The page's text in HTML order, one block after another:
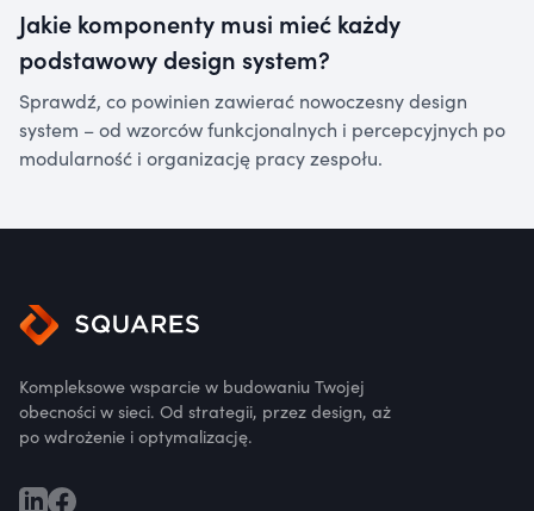
Jakie komponenty musi mieć każdy
podstawowy design system?
Sprawdź, co powinien zawierać nowoczesny design
system – od wzorców funkcjonalnych i percepcyjnych po
modularność i organizację pracy zespołu.
Kompleksowe wsparcie w budowaniu Twojej
obecności w sieci. Od strategii, przez design, aż
po wdrożenie i optymalizację.